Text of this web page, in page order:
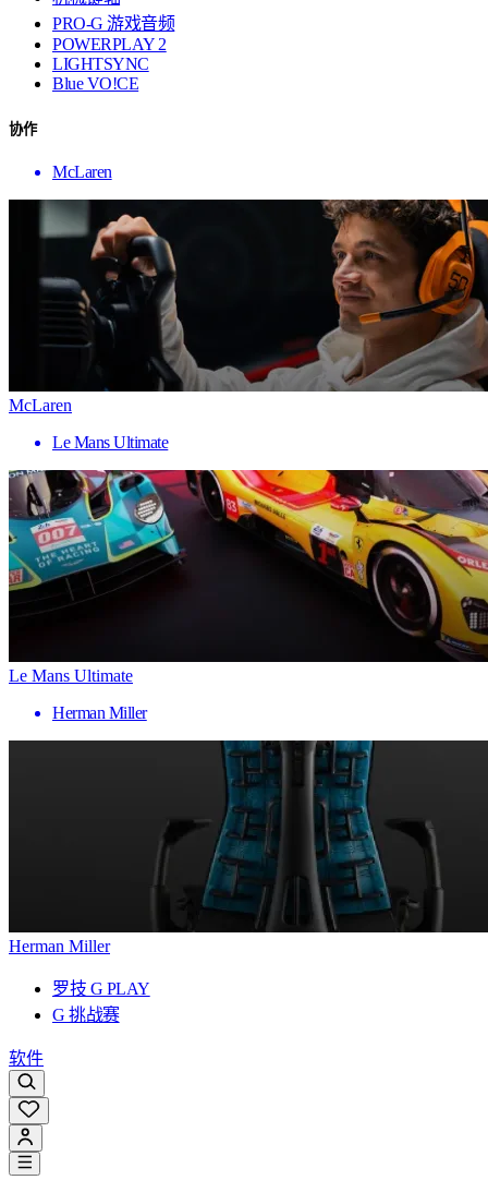
PRO-G 游戏音频
POWERPLAY 2
LIGHTSYNC
Blue VO!CE
协作
McLaren
McLaren
Le Mans Ultimate
Le Mans Ultimate
Herman Miller
Herman Miller
罗技 G PLAY
G 挑战赛
软件